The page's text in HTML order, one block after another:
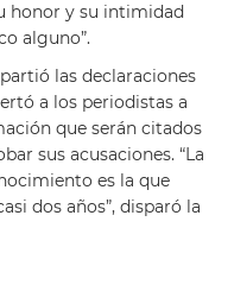
honor y su intimidad
alguno”.
las declaraciones
a los periodistas a
que serán citados
sus acusaciones. “La
es la que
dos años”, disparó la